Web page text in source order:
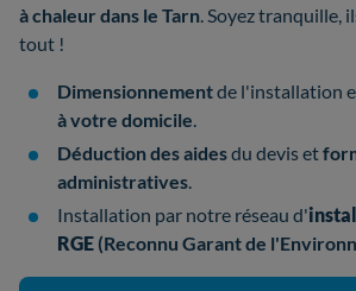
à chaleur dans le Tarn. Soyez tranquille,
tout !
Dimensionnementde l'installation
à votre domicile.
Déduction des aidesdu devis et
administratives.
Installation par notre réseau d'
RGE (Reconnu Garant de